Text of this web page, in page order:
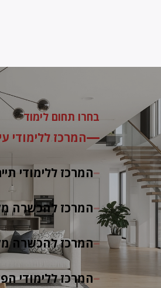
בחרו תחום לימוד
המרכז ללימודי
המרכז ללימודי
המרכז להכשרה
המרכז להכשרה
המרכז ללימודי